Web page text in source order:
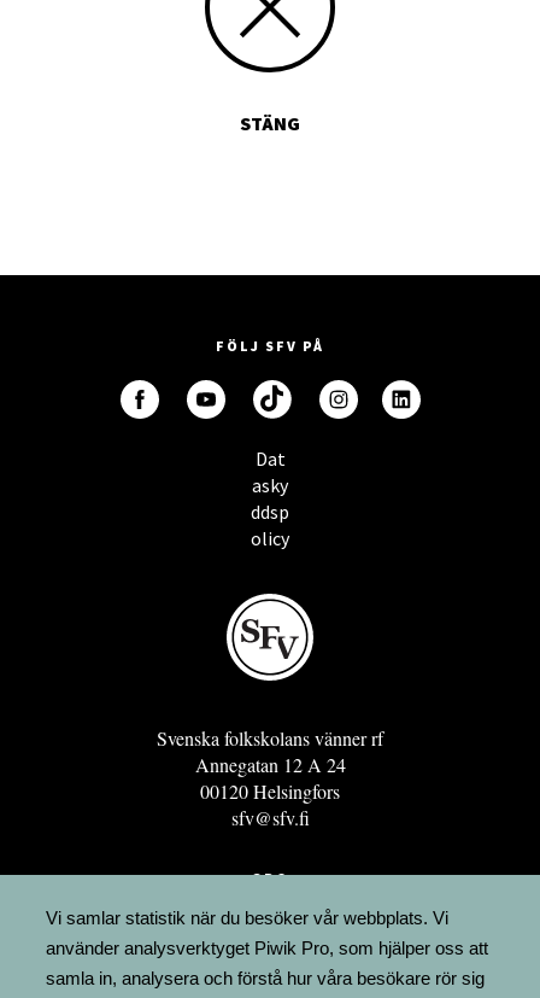
STÄNG
FÖLJ SFV PÅ
Dat
asky
ddsp
olicy
Svenska folkskolans vänner rf
Annegatan 12 A 24
00120 Helsingfors
sfv@sfv.fi
GRO
FÖRENINGSRESURSEN
MINNESRUNOR.FI
UPPSLAGSVERKET FINLAND
Vi samlar statistik när du besöker vår webbplats. Vi
använder analysverktyget Piwik Pro, som hjälper oss att
samla in, analysera och förstå hur våra besökare rör sig